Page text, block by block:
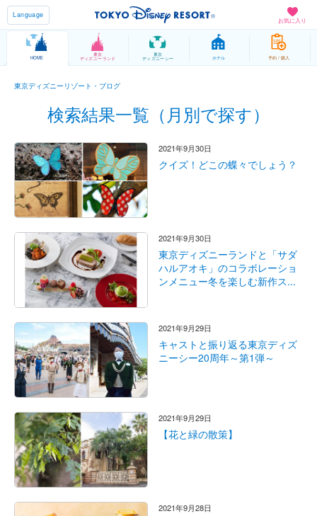
お気に入り
Language
HOME
東京
ディズニーランド
東京
ディズニーシー ホテル 予約 / 購入
東京ディズニーリゾート・ブログ
検索結果一覧（月別で探す）
2021年9月30日
クイズ！どこの蝶々でしょう？
2021年9月30日
東京ディズニーランドと「サダ
ハルアオキ」のコラボレーショ
ンメニュー冬を楽しむ新作ス...
2021年9月29日
キャストと振り返る東京ディズ
ニーシー20周年～第1弾～
2021年9月29日
【花と緑の散策】
2021年9月28日